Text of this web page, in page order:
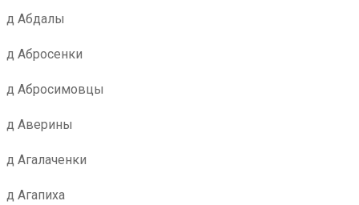
д Абдалы
д Абросенки
д Абросимовцы
д Аверины
д Агалаченки
д Агапиха